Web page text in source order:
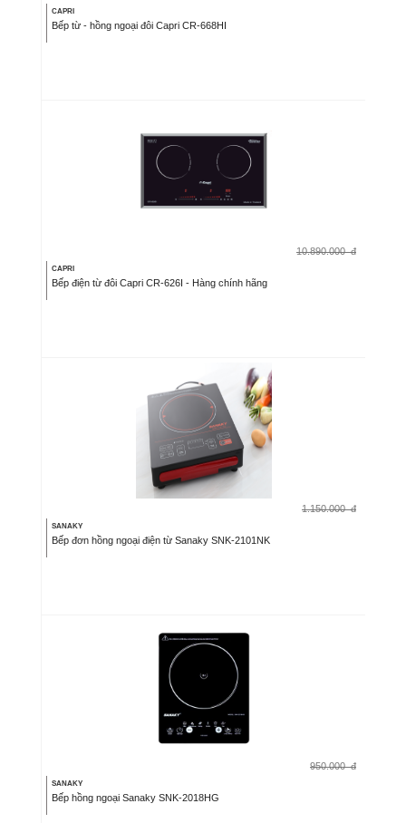
CAPRI
Bếp từ - hồng ngoại đôi Capri CR-668HI
10.890.000 đ
CAPRI
Bếp điện từ đôi Capri CR-626I - Hàng chính hãng
1.150.000 đ
SANAKY
Bếp đơn hồng ngoại điện từ Sanaky SNK-2101NK
950.000 đ
SANAKY
Bếp hồng ngoại Sanaky SNK-2018HG